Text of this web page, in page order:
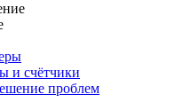
и счётчики
проблем